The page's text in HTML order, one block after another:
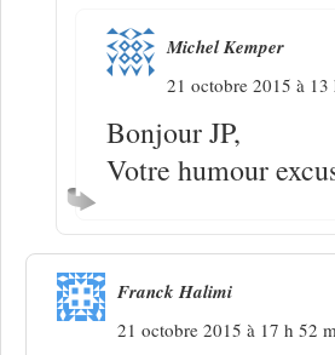
Michel Kemper
21 octobre 2015 à 13
Bonjour JP,
Votre humour
Franck Halimi
21 octobre 2015 à 17 h 52